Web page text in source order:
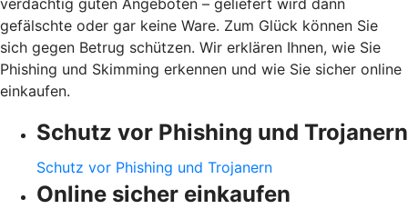
verdächtig guten Angeboten – geliefert wird dann
gefälschte oder gar keine Ware. Zum Glück können Sie
sich gegen Betrug schützen. Wir erklären Ihnen, wie Sie
Phishing und Skimming erkennen und wie Sie sicher online
einkaufen.
Schutz vor Phishing und Trojanern
Schutz vor Phishing und Trojanern
Online sicher einkaufen